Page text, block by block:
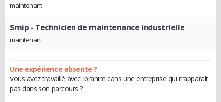
maintenant
Smip - Technicien de maintenance industrielle
maintenant
Une expérience absente ?
Vous avez travaillé avec Ibrahim dans une entreprise qui n'apparaît
pas dans son parcours ?